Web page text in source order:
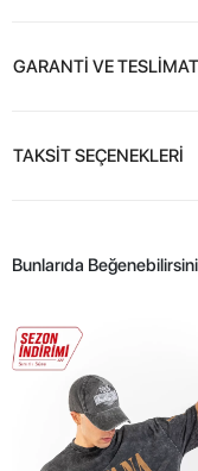
GARANTİ VE TESLİMAT
TAKSİT SEÇENEKLERİ
Bunlarıda